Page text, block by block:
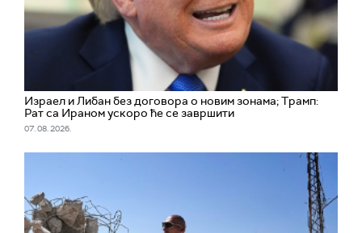
Израел и Либан без договора о новим зонама; Трамп:
Рат са Ираном ускоро ће се завршити
07. 08. 2026.